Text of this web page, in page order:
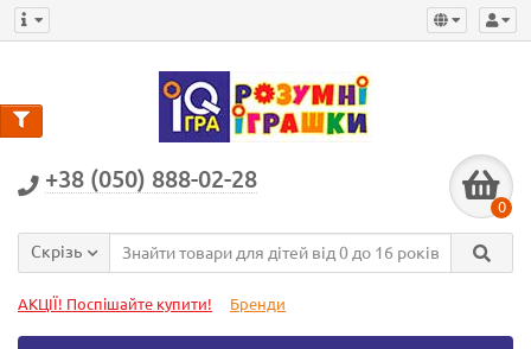
+38 (050) 888-02-28
0
Скрізь
АКЦІЇ! Поспішайте купити! Бренди